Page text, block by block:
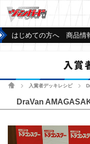
はじめての方へ 商品情
入賞
ホーム 入賞者デッキレシピ
DraVan